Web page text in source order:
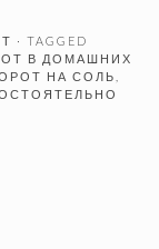
· TAGGED
В ДОМАШНИХ
НА СОЛЬ